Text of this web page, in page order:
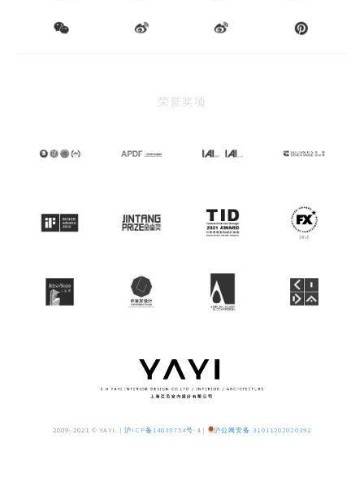
荣誉奖项
2009-2021 © YAYI. |沪ICP备14039754号-4 | 沪公网安备 31011202020392